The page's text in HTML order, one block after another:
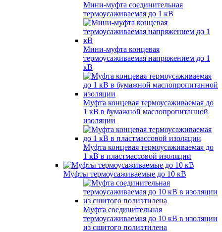
Мини-муфта соединительная
термоусаживаемая до 1 кВ
Мини-муфта концевая
термоусаживаемая напряжением до 1
кВ
Муфта концевая термоусаживаемая до
1 кВ в бумажной маслопропитанной
изоляции
Муфта концевая термоусаживаемая до
1 кВ в пластмассовой изоляции
Муфты термоусаживаемые до 10 кВ
Муфта соединительная
термоусаживаемая до 10 кВ в изоляции
из сшитого полиэтилена